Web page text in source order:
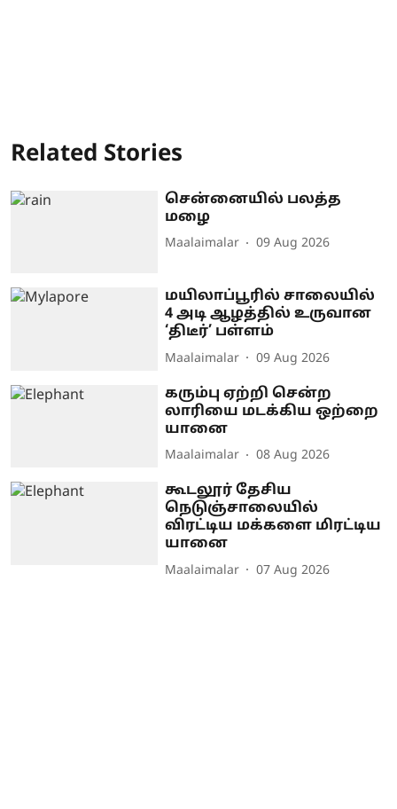
Related Stories
சென்னையில் பலத்த
மழை
Maalaimalar 09 Aug 2026
மயிலாப்பூரில் சாலையில்
4 அடி ஆழத்தில் உருவான
‘திடீர்’ பள்ளம்
Maalaimalar 09 Aug 2026
கரும்பு ஏற்றி சென்ற
லாரியை மடக்கிய ஒற்றை
யானை
Maalaimalar 08 Aug 2026
கூடலூர் தேசிய
நெடுஞ்சாலையில்
விரட்டிய மக்களை மிரட்டிய
யானை
Maalaimalar 07 Aug 2026